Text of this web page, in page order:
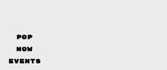
Pop
Now
Events